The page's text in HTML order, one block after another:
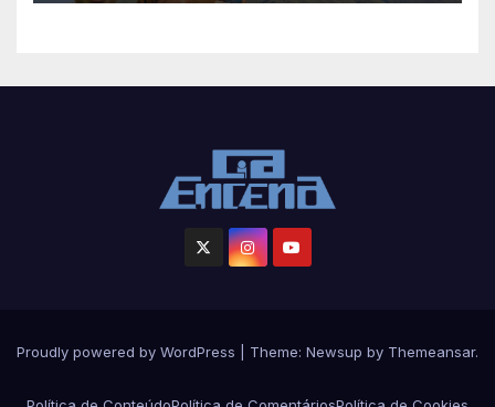
Proudly powered by WordPress Theme: Newsup by Themeansar.